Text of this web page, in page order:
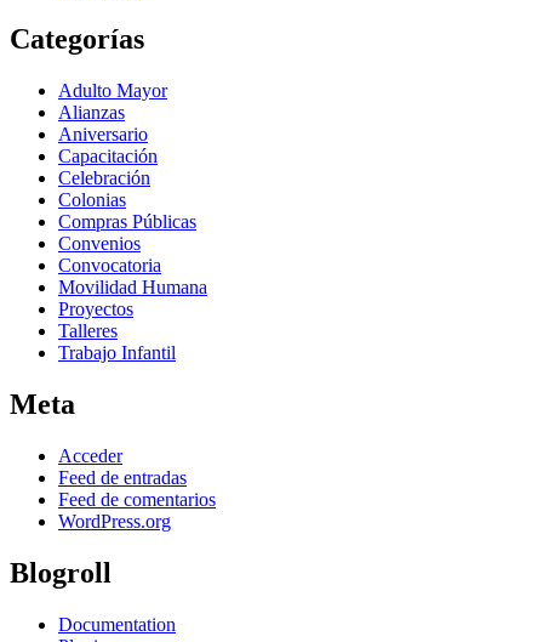
Categorías
Adulto Mayor
Alianzas
Aniversario
Capacitación
Celebración
Colonias
Compras Públicas
Convenios
Convocatoria
Movilidad Humana
Proyectos
Talleres
Trabajo Infantil
Meta
Acceder
Feed de entradas
Feed de comentarios
WordPress.org
Blogroll
Documentation